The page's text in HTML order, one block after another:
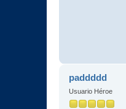
paddddd
Usuario Héroe